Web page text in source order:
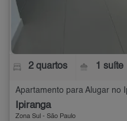
2 quartos 1 suíte
Apartamento para Alugar no
Ipiranga
Zona Sul - São Paulo